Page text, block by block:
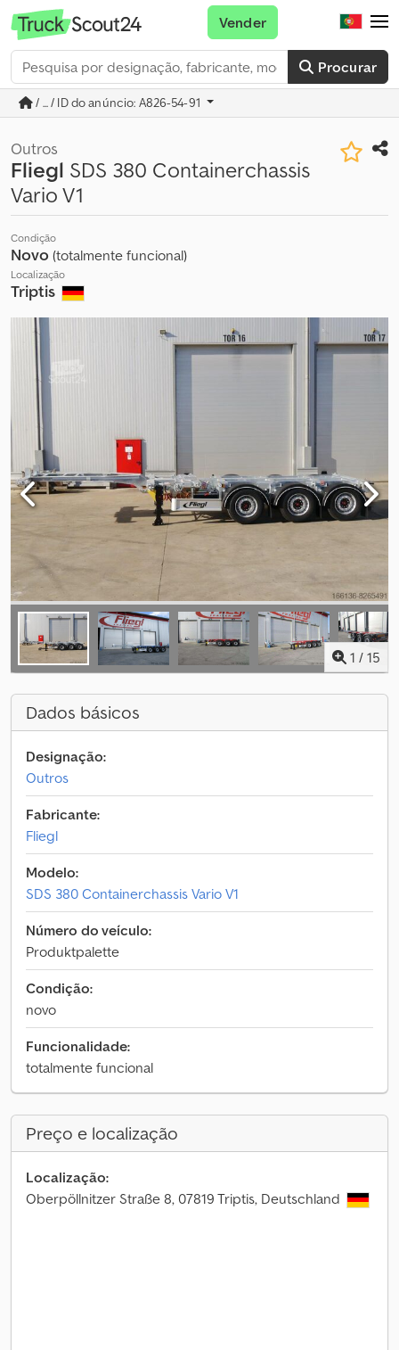
Procurar
Vender
/ ... / ID do anúncio: A826-54-91
Outros
Fliegl SDS 380 Containerchassis
Vario V1
Condição
Novo (totalmente funcional)
Localização
Triptis
1 / 15
Dados básicos
Designação:
Outros
Fabricante:
Fliegl
Modelo:
SDS 380 Containerchassis Vario V1
Número do veículo:
Produktpalette
Condição:
novo
Funcionalidade:
totalmente funcional
Preço e localização
Localização:
Oberpöllnitzer Straße 8, 07819 Triptis, Deutschland